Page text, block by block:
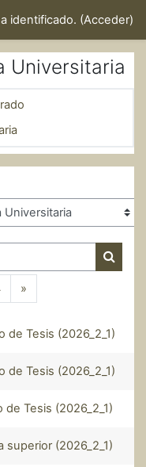
identificado. (Acceder)
Universitaria
»Siguiente página
de Tesis (2026_2_1)
de Tesis (2026_2_1)
de Tesis (2026_2_1)
superior (2026_2_1)